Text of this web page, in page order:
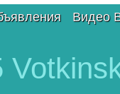
Видео